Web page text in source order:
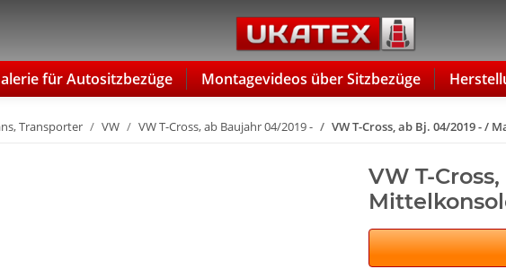
für Autositzbezüge Montagevideos über Sitzbezüge
Transporter VW VW T-Cross, ab Baujahr 04/2019 - VW T-Cross, ab Bj. 04/2019 - /
VW T-